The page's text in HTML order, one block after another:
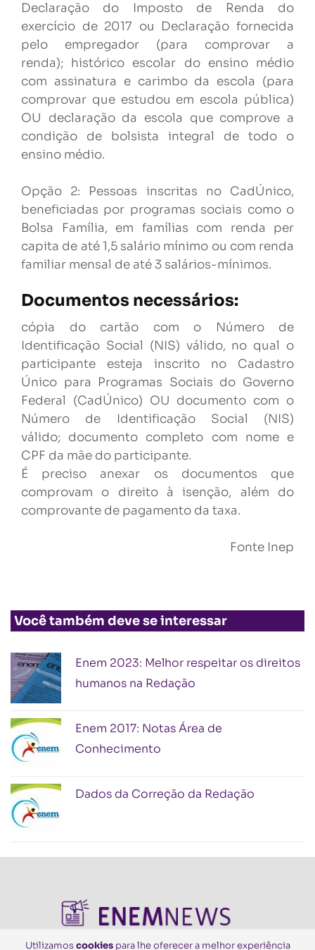
Declaração do Imposto de Renda do
exercício de 2017 ou Declaração fornecida
pelo empregador (para comprovar a
renda); histórico escolar do ensino médio
com assinatura e carimbo da escola (para
comprovar que estudou em escola pública)
OU declaração da escola que comprove a
condição de bolsista integral de todo o
ensino médio.
Opção 2: Pessoas inscritas no CadÚnico,
beneficiadas por programas sociais como o
Bolsa Família, em famílias com renda per
capita de até 1,5 salário mínimo ou com renda
familiar mensal de até 3 salários-mínimos.
Documentos necessários:
cópia do cartão com o Número de
Identificação Social (NIS) válido, no qual o
participante esteja inscrito no Cadastro
Único para Programas Sociais do Governo
Federal (CadÚnico) OU documento com o
Número de Identificação Social (NIS)
válido; documento completo com nome e
CPF da mãe do participante.
É preciso anexar os documentos que
comprovam o direito à isenção, além do
comprovante de pagamento da taxa.
Fonte Inep
Você também deve se interessar
Enem 2023: Melhor respeitar os direitos
humanos na Redação
Enem 2017: Notas Área de
Conhecimento
Dados da Correção da Redação
Utilizamoscookiespara lhe oferecer a melhor experiência